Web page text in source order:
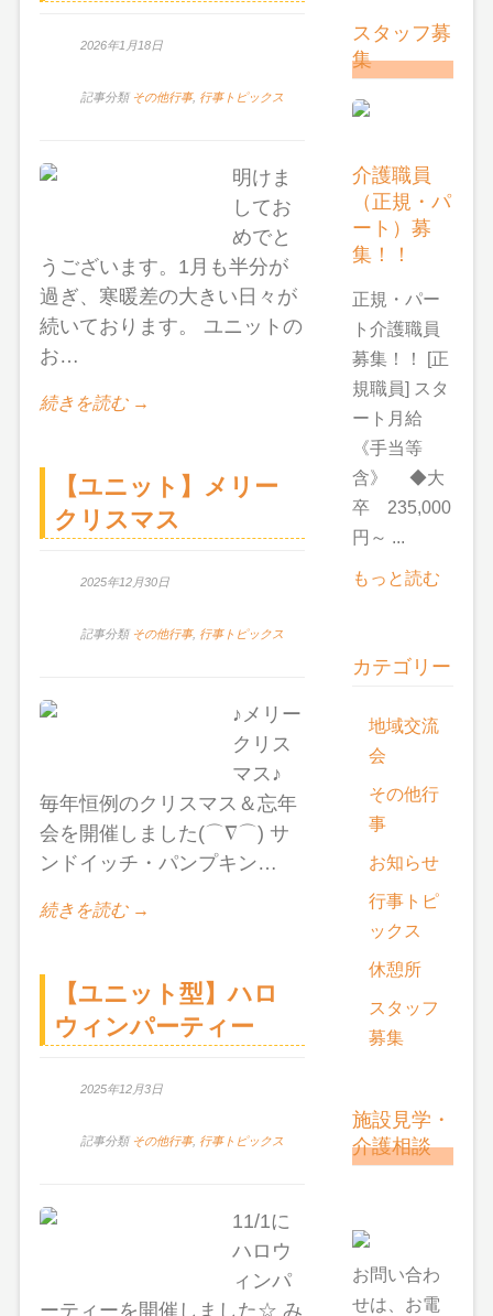
2026年1月18日
記事分類 その他行事, 行事トピックス
明けま
してお
めでと
うございます。1月も半分が
過ぎ、寒暖差の大きい日々が
続いております。 ユニットの
お…
続きを読む →
【ユニット】メリー
クリスマス
2025年12月30日
記事分類 その他行事, 行事トピックス
♪メリー
クリス
マス♪
毎年恒例のクリスマス＆忘年
会を開催しました(⌒∇⌒) サ
ンドイッチ・パンプキン…
続きを読む →
【ユニット型】ハロ
ウィンパーティー
2025年12月3日
記事分類 その他行事, 行事トピックス
11/1に
ハロウ
ィンパ
ーティーを開催しました☆ み
スタッフ募
集
介護職員
（正規・パ
ート）募
集！！
正規・パー
ト介護職員
募集！！ [正
規職員] スタ
ート月給
《手当等
含》 ◆大
卒 235,000
円～ ...
もっと読む
カテゴリー
地域交流
会
その他行
事
お知らせ
行事トピ
ックス
休憩所
スタッフ
募集
施設見学・
介護相談
お問い合わ
せは、お電